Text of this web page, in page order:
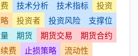
技术分析 技术指标
投资
投资者 投资风险
支撑位
期货 期货交易
期货合约
费 止损策略
流动性